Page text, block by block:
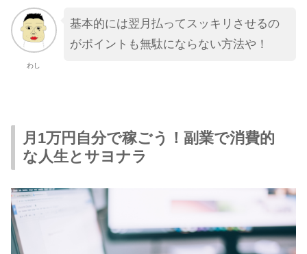
わし
基本的には翌月払ってスッキリさせるの
がポイントも無駄にならない方法や！
月1万円自分で稼ごう！副業で消費的
な人生とサヨナラ